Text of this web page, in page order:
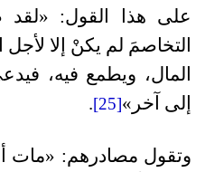
على هذا القول:
التخاصمَ لم يكنْ إلا
المال، ويطمع فيه،
إلى آخر»[25]
.
وتقول مصادرهم: «مات